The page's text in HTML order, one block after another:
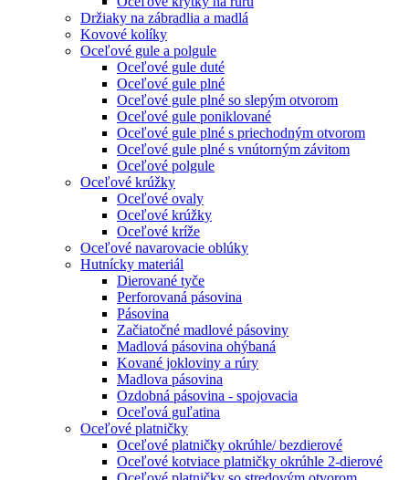
Držiaky na zábradlia a madlá
Kovové kolíky
Oceľové gule a polgule
Oceľové gule duté
Oceľové gule plné
Oceľové gule plné so slepým otvorom
Oceľové gule poniklované
Oceľové gule plné s priechodným otvorom
Oceľové gule plné s vnútorným závitom
Oceľové polgule
Oceľové krúžky
Oceľové ovaly
Oceľové krúžky
Oceľové kríže
Oceľové navarovacie oblúky
Hutnícky materiál
Dierované tyče
Perforovaná pásovina
Pásovina
Začiatočné madlové pásoviny
Madlová pásovina ohýbaná
Kované jokloviny a rúry
Madlova pásovina
Ozdobná pásovina - spojovacia
Oceľová guľatina
Oceľové platničky
Oceľové platničky okrúhle/ bezdierové
Oceľové kotviace platničky okrúhle 2-dierové